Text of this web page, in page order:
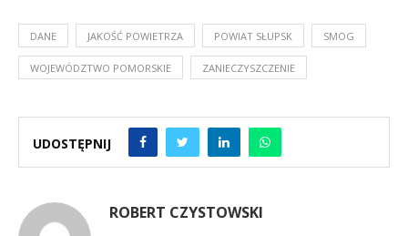
DANE JAKOŚĆ POWIETRZA POWIAT SŁUPSK SMOG
WOJEWÓDZTWO POMORSKIE ZANIECZYSZCZENIE
UDOSTĘPNIJ
ROBERT CZYSTOWSKI